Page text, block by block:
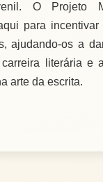
O Projeto
para
ajudando-os a
literária e
arte da escrita.